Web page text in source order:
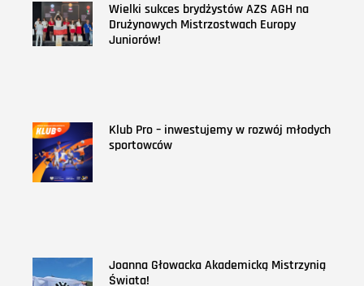
Wielki sukces brydżystów AZS AGH na
Drużynowych Mistrzostwach Europy
Juniorów!
Klub Pro – inwestujemy w rozwój młodych
sportowców
Joanna Głowacka Akademicką Mistrzynią
Świata!